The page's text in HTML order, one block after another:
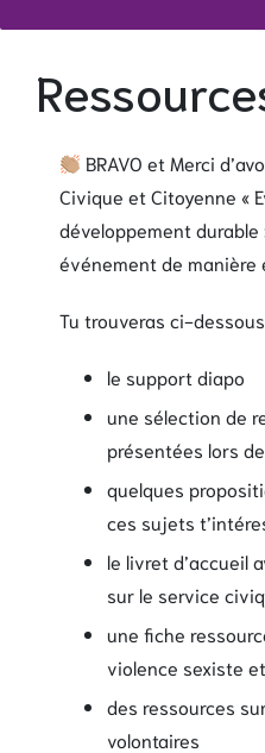
BRAVO et Merci
Civique et Citoyenne «
développement
événement de manière
Tu trouveras ci-
le support diapo
une sélection de
présentées lors
quelques
ces sujets
le livret d’accueil
sur le service
une fiche
violence sexiste
des ressources
volontaires